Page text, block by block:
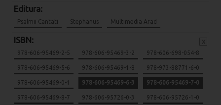
Editura:
Psalmii Cantati Stephanus Multimedia Arad
ISBN:
978-606-95469-2-5 978-606-95469-3-2 978-606-698-054-8
978-606-95469-5-6 978-606-95469-1-8 978-973-88771-6-0
978-606-95469-0-1 978-606-95469-6-3 978-606-95469-7-0
978-606-95469-8-7 978-606-95726-0-3 978-606-95726-1-0